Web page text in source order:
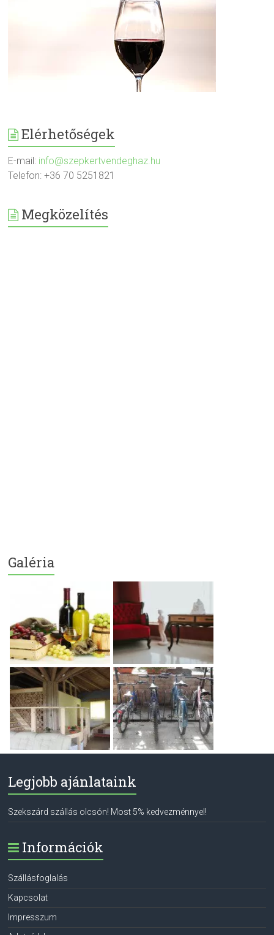
Elérhetőségek
E-mail: info@szepkertvendeghaz.hu
Telefon: +36 70 5251821
Megközelítés
Galéria
Legjobb ajánlataink
Szekszárd szállás olcsón! Most 5% kedvezménnyel!
Információk
Szállásfoglalás
Kapcsolat
Impresszum